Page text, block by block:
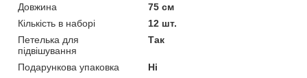
Довжина
75 см
Кількість в наборі
12 шт.
Петелька для
підвішування
Так
Подарункова упаковка Ні